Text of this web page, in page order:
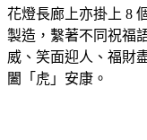
花燈長廊上亦掛上 8
製造，繫著不同祝福
威、笑面迎人、福財
闔「虎」安康。